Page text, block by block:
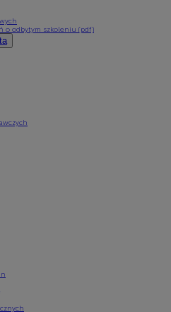
o odbytym szkoleniu (pdf)